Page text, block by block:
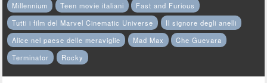
Millennium
Teen movie italiani
Fast and Furious
Tutti i film del Marvel Cinematic Universe
Il signore degli anelli
Alice nel paese delle meraviglie
Mad Max
Che Guevara
Terminator
Rocky